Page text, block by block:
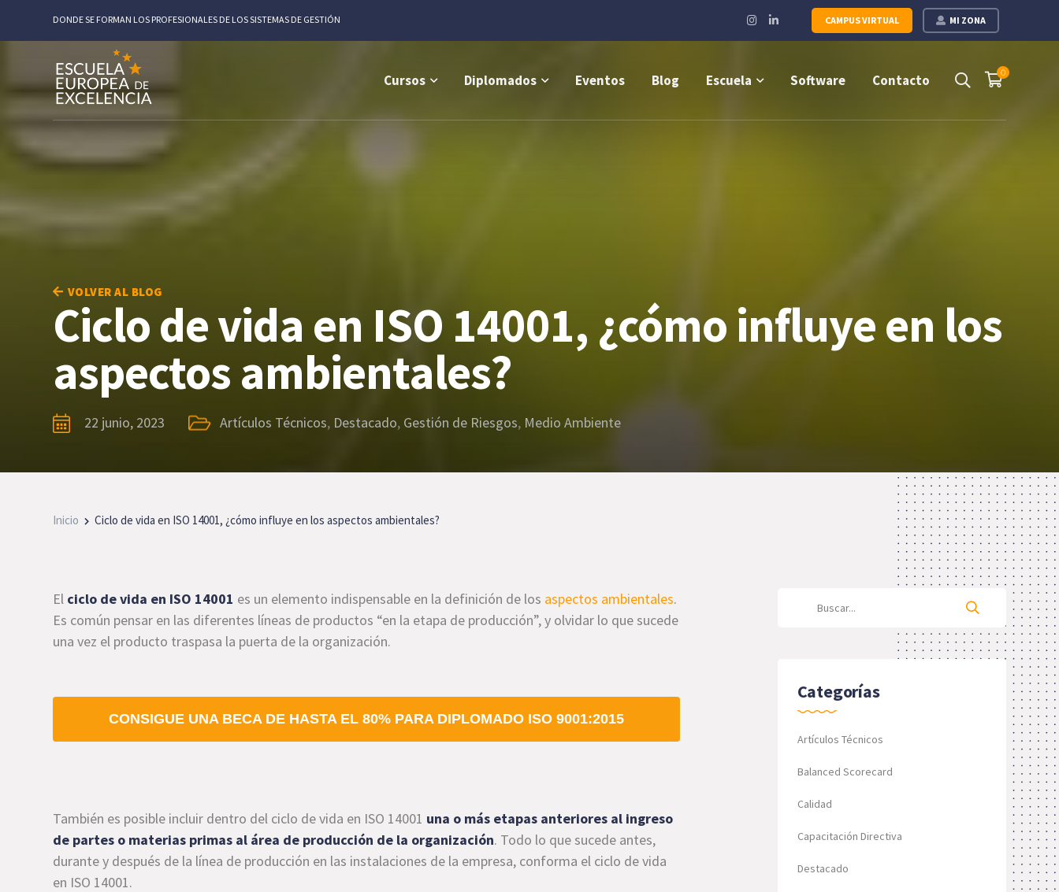
MI ZONA
CAMPUS VIRTUAL
DONDE SE FORMAN LOS PROFESIONALES DE LOS SISTEMAS DE GESTIÓN
Instagram
Profile
LinkedIn
Profile
0
Cursos Diplomados Eventos Blog Escuela Software Contacto
VOLVER AL BLOG
Ciclo de vida en ISO 14001, ¿cómo influye en los
aspectos ambientales?
22 junio, 2023 Artículos Técnicos, Destacado, Gestión de Riesgos, Medio Ambiente
Inicio Ciclo de vida en ISO 14001, ¿cómo influye en los aspectos ambientales?
El ciclo de vida en ISO 14001 es un elemento indispensable en la definición de los aspectos ambientales.
Es común pensar en las diferentes líneas de productos “en la etapa de producción”, y olvidar lo que sucede
una vez el producto traspasa la puerta de la organización.
CONSIGUE UNA BECA DE HASTA EL 80% PARA DIPLOMADO ISO 9001:2015
También es posible incluir dentro del ciclo de vida en ISO 14001 una o más etapas anteriores al ingreso
de partes o materias primas al área de producción de la organización. Todo lo que sucede antes,
durante y después de la línea de producción en las instalaciones de la empresa, conforma el ciclo de vida
en ISO 14001.
Categorías
Artículos Técnicos
Balanced Scorecard
Calidad
Capacitación Directiva
Destacado